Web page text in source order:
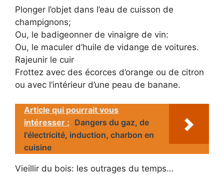
Plonger l’objet dans l’eau de cuisson de
champignons;
Ou, le badigeonner de vinaigre de vin:
Ou, le maculer d’huile de vidange de voitures.
Rajeunir le cuir
Frottez avec des écorces d’orange ou de citron
ou avec l’intérieur d’une peau de banane.
Article qui pourrait vous
intéresser : Dangers du gaz, de
l'électricité, induction, charbon en
cuisine
Vieillir du bois: les outrages du temps…